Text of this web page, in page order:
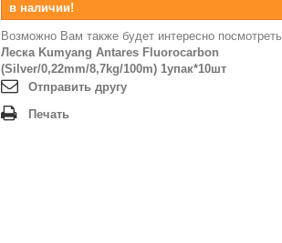
в наличии!
Возможно Вам также будет интересно посмотреть
Леска Kumyang Antares Fluorocarbon
(Silver/0,22mm/8,7kg/100m) 1упак*10шт
Отправить другу
Печать